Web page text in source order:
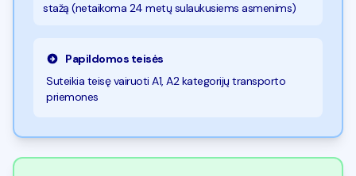
stažą (netaikoma 24 metų sulaukusiems asmenims)
Papildomos teisės
Suteikia teisę vairuoti A1, A2 kategorijų transporto
priemones